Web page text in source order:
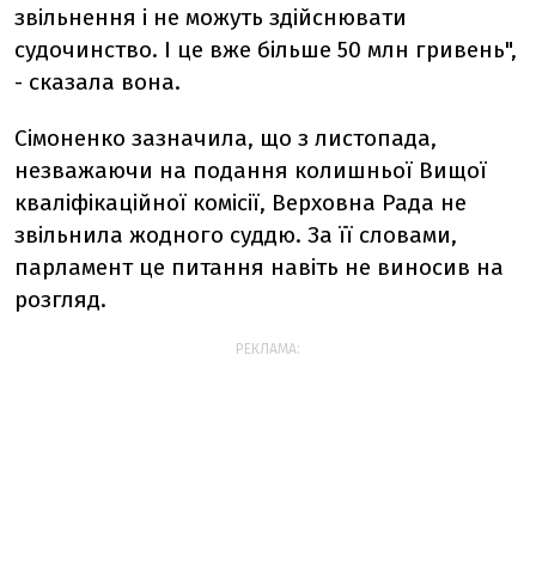
звільнення і не можуть здійснювати
судочинство. І це вже більше 50 млн гривень",
- сказала вона.
Сімоненко зазначила, що з листопада,
незважаючи на подання колишньої Вищої
кваліфікаційної комісії, Верховна Рада не
звільнила жодного суддю. За її словами,
парламент це питання навіть не виносив на
розгляд.
РЕКЛАМА: